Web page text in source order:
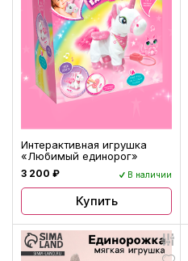
Интерактивная игрушка
«Любимый единорог»
3 200 ₽ В наличии
Купить